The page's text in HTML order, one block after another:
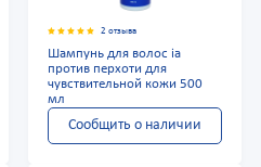
2 отзыва
Шампунь для волос ia
против перхоти для
чувствительной кожи 500
мл
Сообщить о наличии